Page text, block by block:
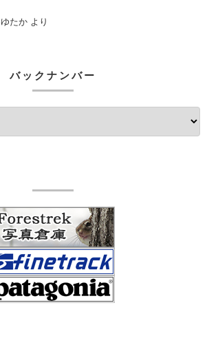
ゆたか より
バックナンバー